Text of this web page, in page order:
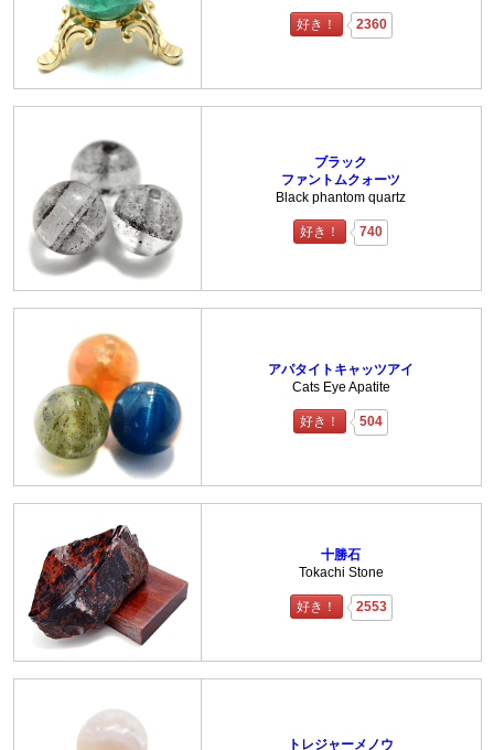
好き！ 2360
ブラック
ファントムクォーツ
Black phantom quartz
好き！ 740
アパタイトキャッツアイ
Cats Eye Apatite
好き！ 504
十勝石
Tokachi Stone
好き！ 2553
トレジャーメノウ